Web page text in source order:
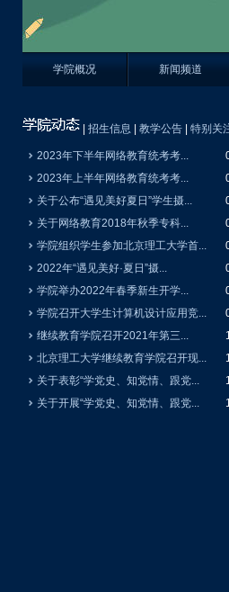
学院概况 新闻频道
招生信息 教学公告
特别关
2023年下半年网络教育统考考...
2023年上半年网络教育统考考...
关于公布“遇见美好夏日”学生摄...
关于网络教育2018年秋季专科...
学院组织学生参加北京理工大学首...
2022年“遇见美好·夏日”摄...
学院举办2022年春季新生开学...
学院召开大学生计算机设计应用竞...
继续教育学院召开2021年第三...
北京理工大学继续教育学院召开现...
关于表彰“学党史、知党情、跟党...
关于开展“学党史、知党情、跟党...